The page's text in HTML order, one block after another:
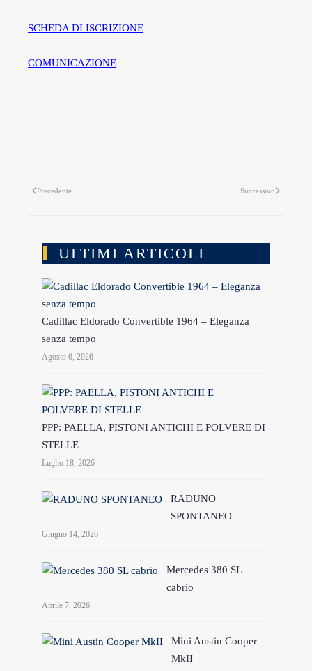
SCHEDA DI ISCRIZIONE
COMUNICAZIONE
Precedente Successivo
ULTIMI ARTICOLI
Cadillac Eldorado Convertible 1964 – Eleganza
senza tempo
Agosto 6, 2026
PPP: PAELLA, PISTONI ANTICHI E POLVERE DI
STELLE
Luglio 18, 2026
RADUNO
SPONTANEO
Giugno 14, 2026
Mercedes 380 SL
cabrio
Aprile 7, 2026
Mini Austin Cooper
MkII